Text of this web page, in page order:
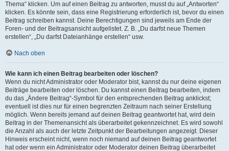
Thema“ klicken. Um auf einen Beitrag zu antworten, musst du auf „Antworten“
klicken. Es könnte sein, dass eine Registrierung erforderlich ist, bevor du einen
Beitrag schreiben kannst. Deine Berechtigungen sind jeweils am Ende der
Foren- und der Beitragsansicht aufgelistet. Z. B. „Du darfst neue Themen
erstellen“, „Du darfst Dateianhänge erstellen“ usw.
Nach oben
Wie kann ich einen Beitrag bearbeiten oder löschen?
Wenn du nicht Administrator oder Moderator bist, kannst du nur deine eigenen
Beiträge bearbeiten oder löschen. Du kannst einen Beitrag bearbeiten, indem
du das „Ändere Beitrag“-Symbol für den entsprechenden Beitrag anklickst;
eventuell ist dies nur für einen begrenzten Zeitraum nach seiner Erstellung
möglich. Wenn bereits jemand auf deinen Beitrag geantwortet hat, wird dein
Beitrag in der Themenansicht als überarbeitet gekennzeichnet. Es wird sowohl
die Anzahl als auch der letzte Zeitpunkt der Bearbeitungen angezeigt. Dieser
Hinweis erscheint nicht, wenn noch niemand auf deinen Beitrag geantwortet
hat oder wenn ein Administrator oder Moderator deinen Beitrag überarbeitet